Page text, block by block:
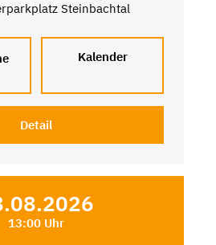
Steinbachtal
Kalender
Detail
13:00 Uhr